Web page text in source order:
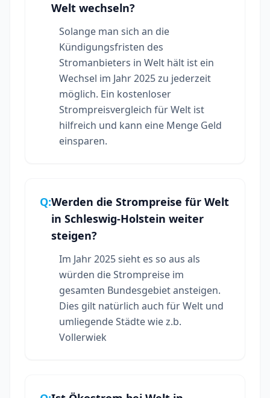
Welt wechseln?
Solange man sich an die
Kündigungsfristen des
Stromanbieters in Welt hält ist ein
Wechsel im Jahr 2025 zu jederzeit
möglich. Ein kostenloser
Strompreisvergleich für Welt ist
hilfreich und kann eine Menge Geld
einsparen.
Q:Werden die Strompreise für Welt
in Schleswig-Holstein weiter
steigen?
Im Jahr 2025 sieht es so aus als
würden die Strompreise im
gesamten Bundesgebiet ansteigen.
Dies gilt natürlich auch für Welt und
umliegende Städte wie z.b.
Vollerwiek